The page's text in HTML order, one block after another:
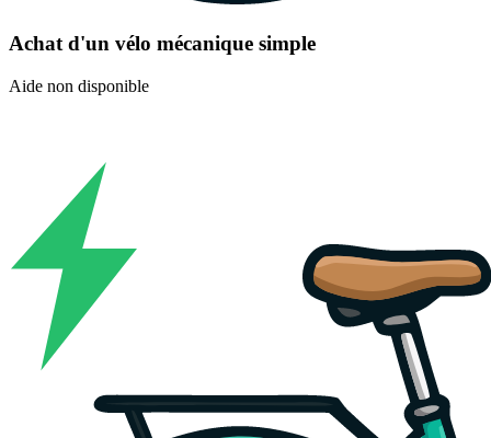
Achat d'un vélo mécanique simple
Aide non disponible